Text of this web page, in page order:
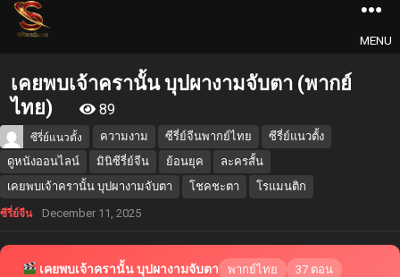
MENU
เคยพบเจ้าครานั้น บุปผางามจับตา (พากย์
ไทย)
89
ซีรี่ย์แนวตั้ง ความงาม ซีรี่ย์จีนพากย์ไทย
ซีรี่ย์แนวตั้ง
ดูหนังออนไลน์
มินิซีรี่ย์จีน ย้อนยุค
ละครสั้น
เคยพบเจ้าครานั้น บุปผางามจับตา
โชคชะตา โรแมนติก
ซีรี่ย์จีน December 11, 2025
เคยพบเจ้าครานั้น บุปผางามจับตา พากย์ไทย
37 ตอน